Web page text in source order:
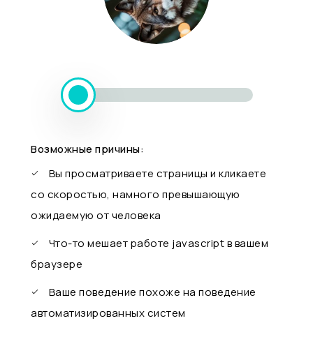
Возможные причины:
Вы просматриваете страницы и кликаете
со скоростью, намного превышающую
ожидаемую от человека
Что-то мешает работе javascript в вашем
браузере
Ваше поведение похоже на поведение
автоматизированных систем